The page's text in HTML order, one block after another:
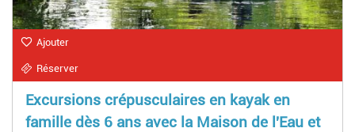
Ajouter
Réserver
Excursions crépusculaires en kayak en
famille dès 6 ans avec la Maison de l'Eau et